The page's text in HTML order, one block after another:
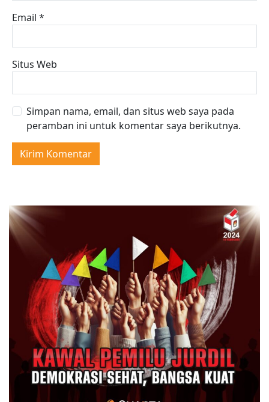
Email *
Situs Web
Simpan nama, email, dan situs web saya pada
peramban ini untuk komentar saya berikutnya.